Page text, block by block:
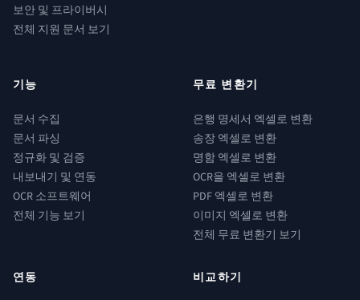
보안 및 프라이버시
전체 지원 문서 보기
기능
문서 수집
문서 파싱
정규화 및 검증
내보내기 및 연동
OCR 소프트웨어
전체 기능 보기
무료 변환기
은행 명세서 엑셀로 변환
송장 엑셀로 변환
명함 엑셀로 변환
OCR을 엑셀로 변환
PDF 엑셀로 변환
이미지 엑셀로 변환
전체 무료 변환기 보기
연동 비교하기